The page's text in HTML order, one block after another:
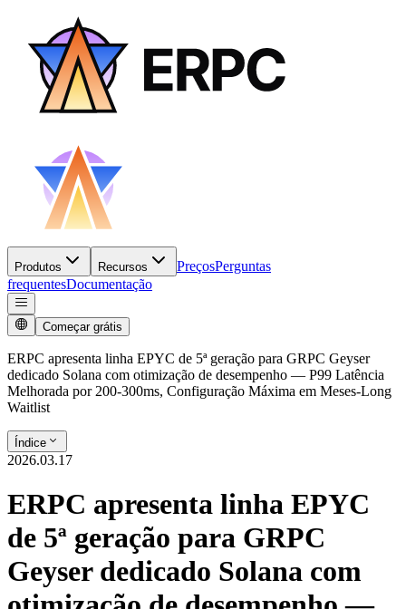
Produtos Recursos PreçosPerguntas
frequentesDocumentação
Começar grátis
ERPC apresenta linha EPYC de 5ª geração para GRPC Geyser
dedicado Solana com otimização de desempenho — P99 Latência
Melhorada por 200-300ms, Configuração Máxima em Meses-Long
Waitlist
Índice
2026.03.17
ERPC apresenta linha EPYC
de 5ª geração para GRPC
Geyser dedicado Solana com